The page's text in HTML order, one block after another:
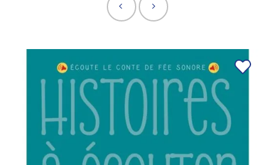
Ajouter
souhaits